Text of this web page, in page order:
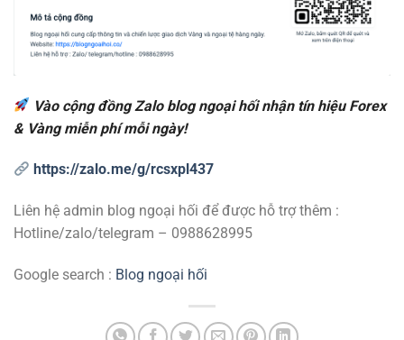
Vào cộng đồng Zalo blog ngoại hối nhận tín hiệu Forex
& Vàng miễn phí mỗi ngày!
https://zalo.me/g/rcsxpl437
Liên hệ admin blog ngoại hối để được hỗ trợ thêm :
Hotline/zalo/telegram – 0988628995
Google search : Blog ngoại hối